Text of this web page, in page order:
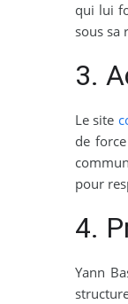
qui lui
sous sa
3.
Le site
de
pour
4.
Yann